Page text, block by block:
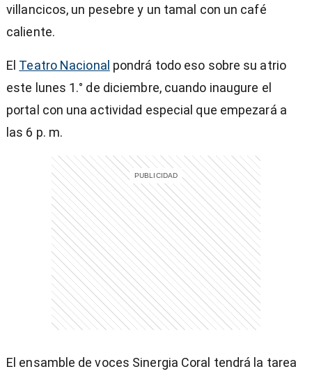
villancicos, un pesebre y un tamal con un café
caliente.
El Teatro Nacional pondrá todo eso sobre su atrio
este lunes 1.° de diciembre, cuando inaugure el
portal con una actividad especial que empezará a
las 6 p. m.
El ensamble de voces Sinergia Coral tendrá la tarea